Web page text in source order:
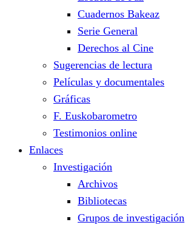
Cuadernos Bakeaz
Serie General
Derechos al Cine
Sugerencias de lectura
Películas y documentales
Gráficas
F. Euskobarometro
Testimonios online
Enlaces
Investigación
Archivos
Bibliotecas
Grupos de investigación